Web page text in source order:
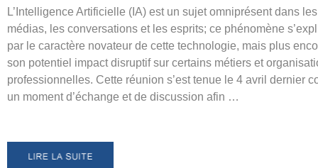
L’Intelligence Artificielle (IA) est un sujet omniprésent dans les
médias, les conversations et les esprits; ce phénomène
par le caractère novateur de cette technologie, mais plus
son potentiel impact disruptif sur certains métiers et
professionnelles. Cette réunion s’est tenue le 4 avril dernier
un moment d’échange et de discussion afin …